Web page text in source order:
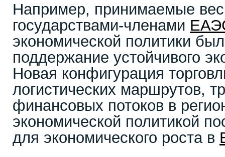
Например, принимаемые
государствами-членами
экономической политики
поддержание устойчивого
Новая конфигурация
логистических маршрутов,
финансовых потоков в
экономической политикой
для экономического роста в